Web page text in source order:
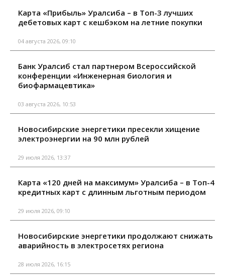
Карта «Прибыль» Уралсиба – в Топ-3 лучших
дебетовых карт с кешбэком на летние покупки
04 августа 2026, 09:10
Банк Уралсиб стал партнером Всероссийской
конференции «Инженерная биология и
биофармацевтика»
03 августа 2026, 10:53
Новосибирские энергетики пресекли хищение
электроэнергии на 90 млн рублей
29 июля 2026, 13:37
Карта «120 дней на максимум» Уралсиба – в Топ-4
кредитных карт с длинным льготным периодом
29 июля 2026, 09:10
Новосибирские энергетики продолжают снижать
аварийность в электросетях региона
28 июля 2026, 16:15